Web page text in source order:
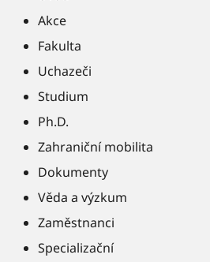
Akce
Fakulta
Uchazeči
Studium
Ph.D.
Zahraniční mobilita
Dokumenty
Věda a výzkum
Zaměstnanci
Specializační